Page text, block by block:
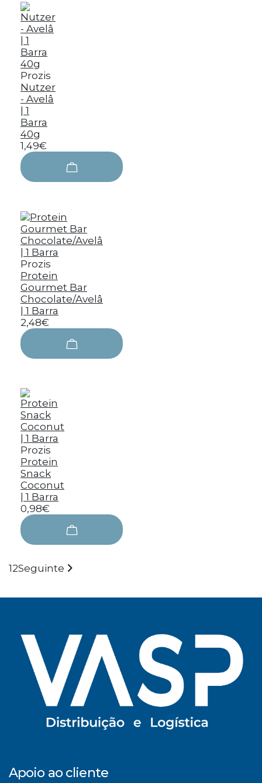
Prozis
Nutzer
- Avelâ
| 1
Barra
40g
1,49€
Prozis
Protein
Gourmet Bar
Chocolate/Avelâ
| 1 Barra
2,48€
Prozis
Protein
Snack
Coconut
| 1 Barra
0,98€
12Seguinte
Apoio ao cliente